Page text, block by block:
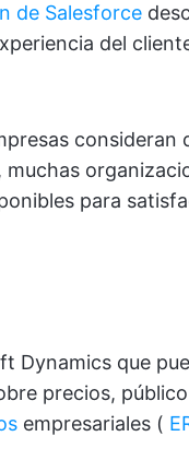
de Salesforce
del
para
Dynamics que
precios,
empresariales (